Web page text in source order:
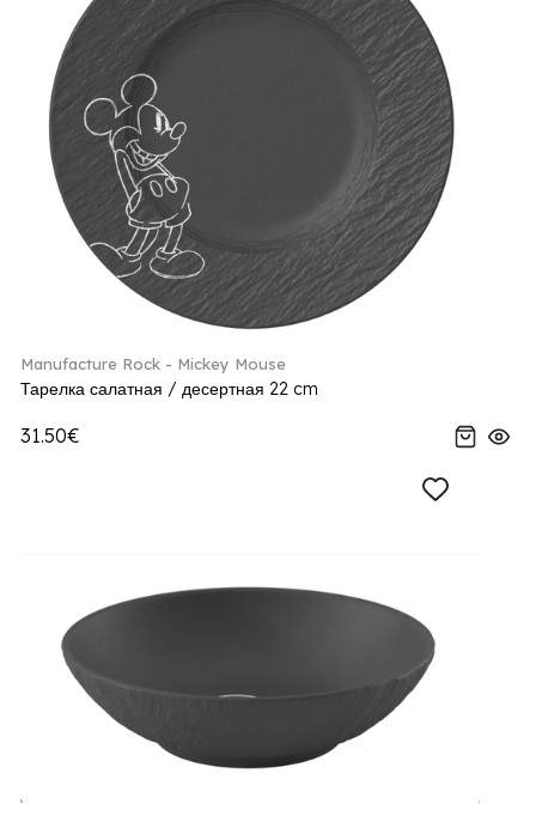
Manufacture Rock - Mickey Mouse
Тарелка салатная / десертная 22 cm
31.50€